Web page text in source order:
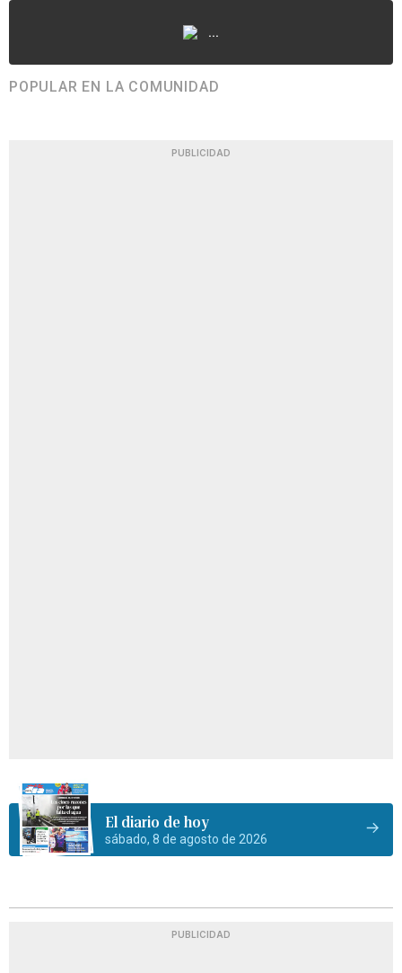
...
POPULAR EN LA COMUNIDAD
PUBLICIDAD
El diario de hoy
sábado, 8 de agosto de 2026
PUBLICIDAD